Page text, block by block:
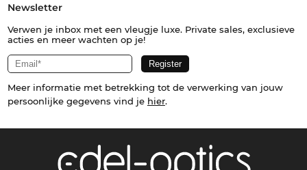
Newsletter
Verwen je inbox met een vleugje luxe. Private sales, exclusieve
acties en meer wachten op je!
Meer informatie met betrekking tot de verwerking van jouw
persoonlijke gegevens vind je hier.